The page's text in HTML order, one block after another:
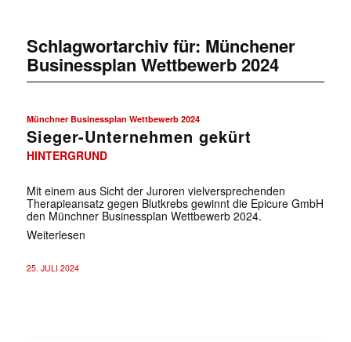
Schlagwortarchiv für: Münchener
Businessplan Wettbewerb 2024
Münchner Businessplan Wettbewerb 2024
Sieger-Unternehmen gekürt
HINTERGRUND
Mit einem aus Sicht der Juroren vielversprechenden
Therapieansatz gegen Blutkrebs gewinnt die Epicure GmbH
den Münchner Businessplan Wettbewerb 2024.
Weiterlesen
25. JULI 2024